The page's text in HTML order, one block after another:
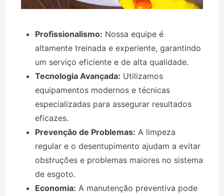
Profissionalismo: Nossa equipe é
altamente treinada e experiente, garantindo
um serviço eficiente e de alta qualidade.
Tecnologia Avançada: Utilizamos
equipamentos modernos e técnicas
especializadas para assegurar resultados
eficazes.
Prevenção de Problemas: A limpeza
regular e o desentupimento ajudam a evitar
obstruções e problemas maiores no sistema
de esgoto.
Economia: A manutenção preventiva pode